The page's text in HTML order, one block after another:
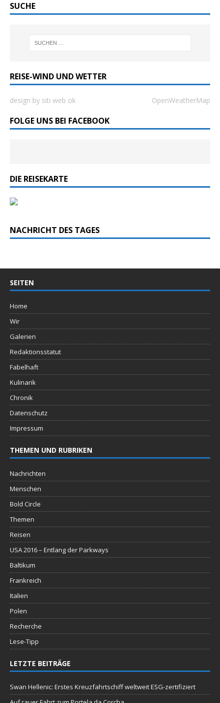
SUCHE
REISE-WIND UND WETTER
design by siti web ok OpenWeatherMap
FOLGE UNS BEI FACEBOOK
DIE REISEKARTE
NACHRICHT DES TAGES
SEITEN
Home
Wir
Galerien
Redaktionsstatut
Fabelhaft
Kulinarik
Chronik
Datenschutz
Impressum
THEMEN UND RUBRIKEN
Nachrichten
Menschen
Bold Circle
Themen
Reisen
USA 2016 – Entlang der Parkways
Baltikum
Frankreich
Italien
Polen
Recherche
Lese-Tipp
LETZTE BEITRÄGE
Swan Hellenic: Erstes Kreuzfahrtschiff weltweit ESG-zertifiziert